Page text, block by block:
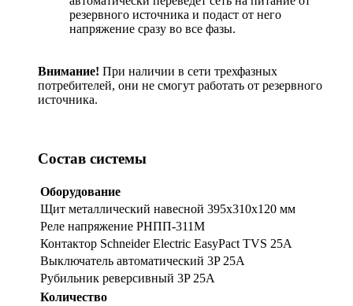
резервного источника и подаст от него
напряжение сразу во все фазы.
Внимание! При наличии в сети трехфазных
потребителей, они не смогут работать от резервного
источника.
Состав системы
Оборудование
Щит металлический навесной 395x310x120 мм
Реле напряжение РНПП-311М
Контактор Schneider Electric EasyPact TVS 25А
Выключатель автоматический 3P 25А
Рубильник реверсивный 3P 25А
Количество